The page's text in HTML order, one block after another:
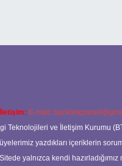
E-mail:
Teknolojileri ve İletişim Kurumu
yazdıkları içeriklerin
yalnızca kendi